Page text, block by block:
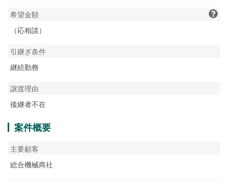
希望金額
（応相談）
引継ぎ条件
継続勤務
譲渡理由
後継者不在
案件概要
主要顧客
総合機械商社